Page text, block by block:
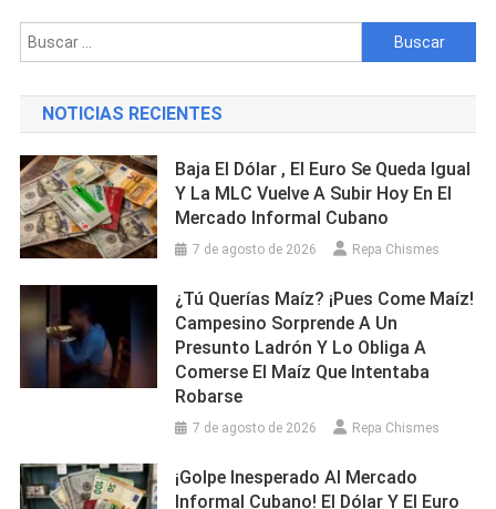
Camagüey
Durante
Del
Mayo
Buscar:
NOTICIAS RECIENTES
Baja El Dólar , El Euro Se Queda Igual
Y La MLC Vuelve A Subir Hoy En El
Mercado Informal Cubano
7 de agosto de 2026 Repa Chismes
¿Tú Querías Maíz? ¡Pues Come Maíz!
Campesino Sorprende A Un
Presunto Ladrón Y Lo Obliga A
Comerse El Maíz Que Intentaba
Robarse
7 de agosto de 2026 Repa Chismes
¡Golpe Inesperado Al Mercado
Informal Cubano! El Dólar Y El Euro